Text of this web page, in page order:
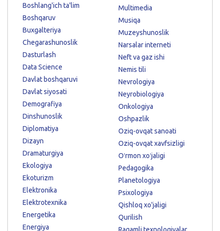
Boshlang'ich ta'lim
Boshqaruv
Buxgalteriya
Chegarashunoslik
Dasturlash
Data Science
Davlat boshqaruvi
Davlat siyosati
Demografiya
Dinshunoslik
Diplomatiya
Dizayn
Dramaturgiya
Ekologiya
Ekoturizm
Elektronika
Elektrotexnika
Energetika
Energiya
Multimedia
Musiqa
Muzeyshunoslik
Narsalar interneti
Neft va gaz ishi
Nemis tili
Nevrologiya
Neyrobiologiya
Onkologiya
Oshpazlik
Oziq-ovqat sanoati
Oziq-ovqat xavfsizligi
Oʻrmon xoʻjaligi
Pedagogika
Planetologiya
Psixologiya
Qishloq xo'jaligi
Qurilish